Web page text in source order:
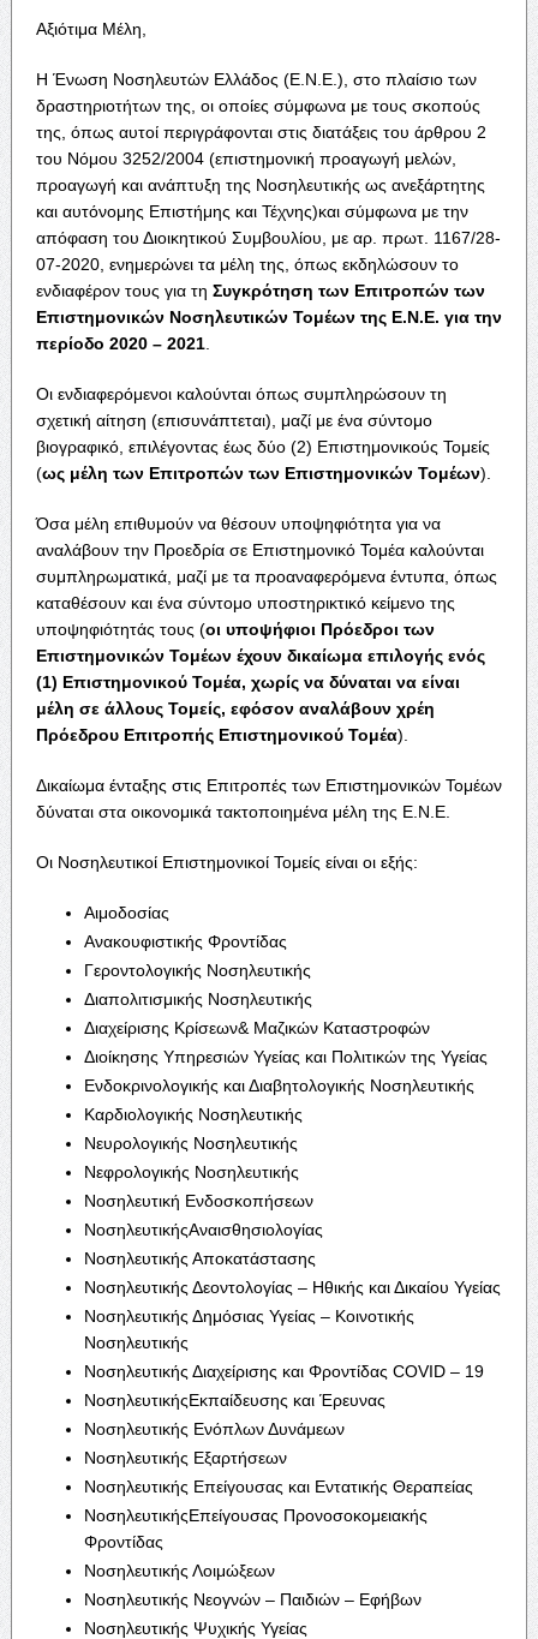
Αξιότιμα Μέλη,
Η Ένωση Νοσηλευτών Ελλάδος (Ε.Ν.Ε.), στο πλαίσιο των
δραστηριοτήτων της, οι οποίες σύμφωνα με τους σκοπούς
της, όπως αυτοί περιγράφονται στις διατάξεις του άρθρου 2
του Νόμου 3252/2004 (επιστημονική προαγωγή μελών,
προαγωγή και ανάπτυξη της Νοσηλευτικής ως ανεξάρτητης
και αυτόνομης Επιστήμης και Τέχνης)και σύμφωνα με την
απόφαση του Διοικητικού Συμβουλίου, με αρ. πρωτ. 1167/28-
07-2020, ενημερώνει τα μέλη της, όπως εκδηλώσουν το
ενδιαφέρον τους για τη Συγκρότηση των Επιτροπών των
Επιστημονικών Νοσηλευτικών Τομέων της Ε.Ν.Ε. για την
περίοδο 2020 – 2021.
Οι ενδιαφερόμενοι καλούνται όπως συμπληρώσουν τη
σχετική αίτηση (επισυνάπτεται), μαζί με ένα σύντομο
βιογραφικό, επιλέγοντας έως δύο (2) Επιστημονικούς Τομείς
(ως μέλη των Επιτροπών των Επιστημονικών Τομέων).
Όσα μέλη επιθυμούν να θέσουν υποψηφιότητα για να
αναλάβουν την Προεδρία σε Επιστημονικό Τομέα καλούνται
συμπληρωματικά, μαζί με τα προαναφερόμενα έντυπα, όπως
καταθέσουν και ένα σύντομο υποστηρικτικό κείμενο της
υποψηφιότητάς τους (οι υποψήφιοι Πρόεδροι των
Επιστημονικών Τομέων έχουν δικαίωμα επιλογής ενός
(1) Επιστημονικού Τομέα, χωρίς να δύναται να είναι
μέλη σε άλλους Τομείς, εφόσον αναλάβουν χρέη
Πρόεδρου Επιτροπής Επιστημονικού Τομέα).
Δικαίωμα ένταξης στις Επιτροπές των Επιστημονικών Τομέων
δύναται στα οικονομικά τακτοποιημένα μέλη της Ε.Ν.Ε.
Οι Νοσηλευτικοί Επιστημονικοί Τομείς είναι οι εξής:
Αιμοδοσίας
Ανακουφιστικής Φροντίδας
Γεροντολογικής Νοσηλευτικής
Διαπολιτισμικής Νοσηλευτικής
Διαχείρισης Κρίσεων& Μαζικών Καταστροφών
Διοίκησης Υπηρεσιών Υγείας και Πολιτικών της Υγείας
Ενδοκρινολογικής και Διαβητολογικής Νοσηλευτικής
Καρδιολογικής Νοσηλευτικής
Νευρολογικής Νοσηλευτικής
Νεφρολογικής Νοσηλευτικής
Νοσηλευτική Ενδοσκοπήσεων
ΝοσηλευτικήςΑναισθησιολογίας
Νοσηλευτικής Αποκατάστασης
Νοσηλευτικής Δεοντολογίας – Ηθικής και Δικαίου Υγείας
Νοσηλευτικής Δημόσιας Υγείας – Κοινοτικής
Νοσηλευτικής
Νοσηλευτικής Διαχείρισης και Φροντίδας COVID – 19
ΝοσηλευτικήςΕκπαίδευσης και Έρευνας
Νοσηλευτικής Ενόπλων Δυνάμεων
Νοσηλευτικής Εξαρτήσεων
Νοσηλευτικής Επείγουσας και Εντατικής Θεραπείας
ΝοσηλευτικήςΕπείγουσας Προνοσοκομειακής
Φροντίδας
Νοσηλευτικής Λοιμώξεων
Νοσηλευτικής Νεογνών – Παιδιών – Εφήβων
Νοσηλευτικής Ψυχικής Υγείας